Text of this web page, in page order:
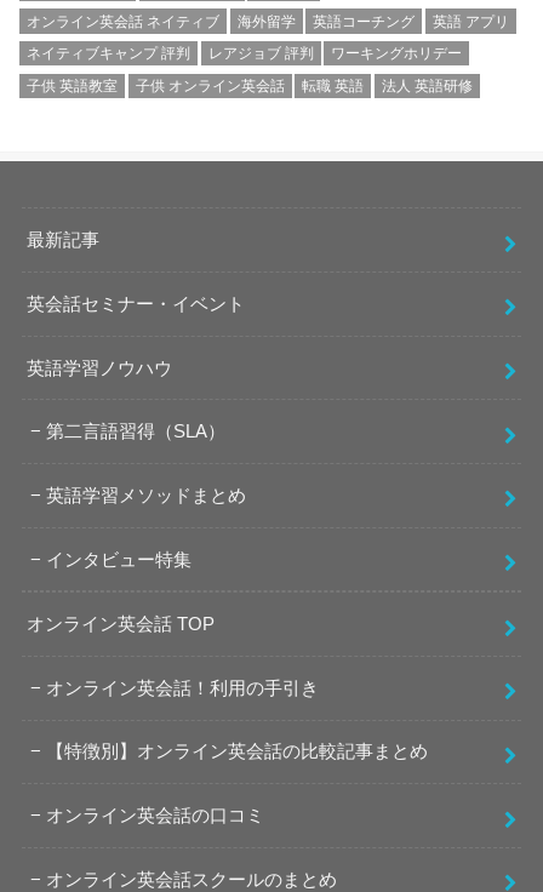
オンライン英会話 ネイティブ
海外留学 英語コーチング
英語 アプリ
ネイティブキャンプ 評判
レアジョブ 評判
ワーキングホリデー
子供 英語教室
子供 オンライン英会話 転職 英語 法人 英語研修
最新記事
英会話セミナー・イベント
英語学習ノウハウ
第二言語習得（SLA）
英語学習メソッドまとめ
インタビュー特集
オンライン英会話 TOP
オンライン英会話！利用の手引き
【特徴別】オンライン英会話の比較記事まとめ
オンライン英会話の口コミ
オンライン英会話スクールのまとめ